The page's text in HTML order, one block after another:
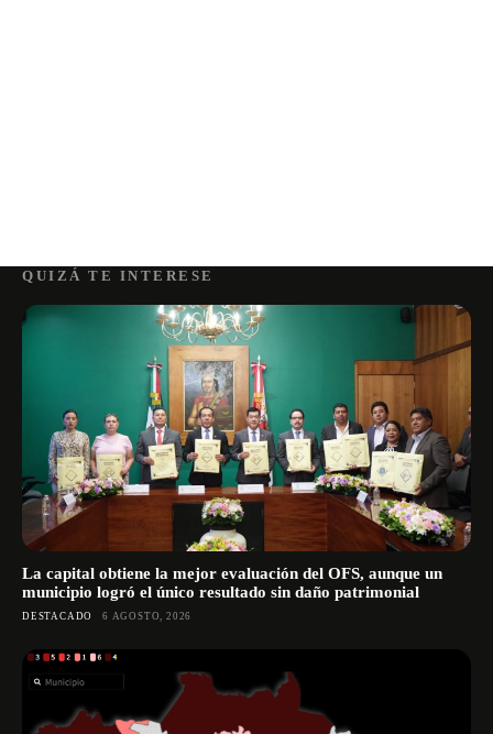
QUIZÁ TE INTERESE
La capital obtiene la mejor evaluación del OFS, aunque un
municipio logró el único resultado sin daño patrimonial
DESTACADO 6 AGOSTO, 2026